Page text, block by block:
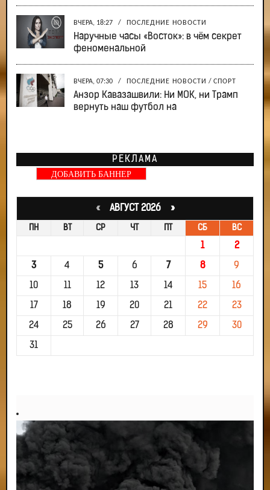
ВЧЕРА, 18:27 / ПОСЛЕДНИЕ НОВОСТИ
Наручные часы «Восток»: в чём секрет
феноменальной
ВЧЕРА, 07:30 / ПОСЛЕДНИЕ НОВОСТИ / СПОРТ
Анзор Кавазашвили: Ни МОК, ни Трамп
вернуть наш футбол на
РЕКЛАМА
ДОБАВИТЬ БАННЕР
«АВГУСТ 2026 »
ПН ВТ СР ЧТ ПТ СБ ВС
1 2
3 4 5 6 7 8 9
10 11 12 13 14 15 16
17 18 19 20 21 22 23
24 25 26 27 28 29 30
31